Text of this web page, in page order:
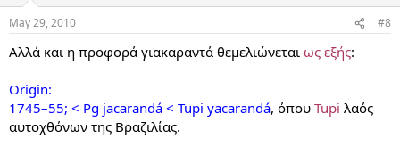
May 29, 2010 #8
Αλλά και η προφορά γιακαραντά θεμελιώνεται ως εξής:
Origin:
1745–55; < Pg jacarandá < Tupi yacarandá, όπου Tupi λαός
αυτοχθόνων της Βραζιλίας.